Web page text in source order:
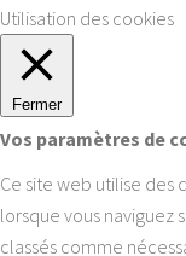
Utilisation des cookies
Fermer
Vos paramètres de
Ce site web utilise
lorsque vous naviguez
classés comme